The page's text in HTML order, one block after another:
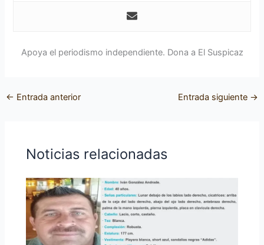
Apoya el periodismo independiente. Dona a El Suspicaz
← Entrada anterior Entrada siguiente →
Noticias relacionadas